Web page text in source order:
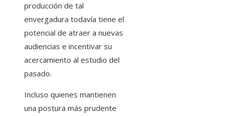
producción de tal
envergadura todavía tiene el
potencial de atraer a nuevas
audiencias e incentivar su
acercamiento al estudio del
pasado.
Incluso quienes mantienen
una postura más prudente